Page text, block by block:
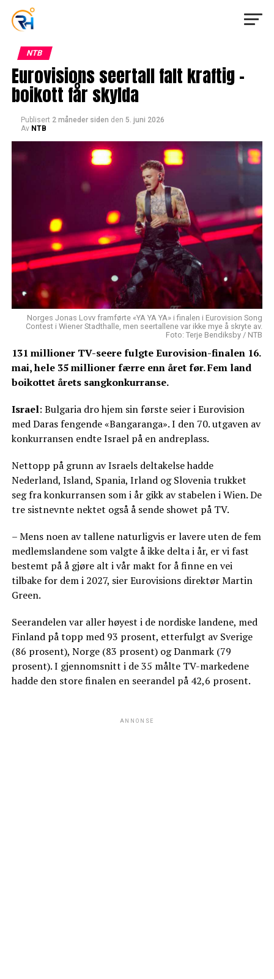
NTB
Eurovisions seertall falt kraftig –
boikott får skylda
Publisert 2 måneder siden den 5. juni 2026
Av NTB
Norges Jonas Lovv framførte «YA YA YA» i finalen i Eurovision Song
Contest i Wiener Stadthalle, men seertallene var ikke mye å skryte av.
Foto: Terje Bendiksby / NTB
131 millioner TV-seere fulgte Eurovision-finalen 16.
mai, hele 35 millioner færre enn året før. Fem land
boikottet årets sangkonkurranse.
Israel: Bulgaria dro hjem sin første seier i Eurovision
med Daras fengende «Bangaranga». I den 70. utgaven av
konkurransen endte Israel på en andreplass.
Nettopp på grunn av Israels deltakelse hadde
Nederland, Island, Spania, Irland og Slovenia trukket
seg fra konkurransen som i år gikk av stabelen i Wien. De
tre sistnevnte nektet også å sende showet på TV.
– Mens noen av tallene naturligvis er lavere uten de fem
medlemslandene som valgte å ikke delta i år, er vi fast
bestemt på å gjøre alt i vår makt for å finne en vei
tilbake for dem i 2027, sier Eurovisions direktør Martin
Green.
Seerandelen var aller høyest i de nordiske landene, med
Finland på topp med 93 prosent, etterfulgt av Sverige
(86 prosent), Norge (83 prosent) og Danmark (79
prosent). I gjennomsnitt i de 35 målte TV-markedene
hadde den store finalen en seerandel på 42,6 prosent.
ANNONSE